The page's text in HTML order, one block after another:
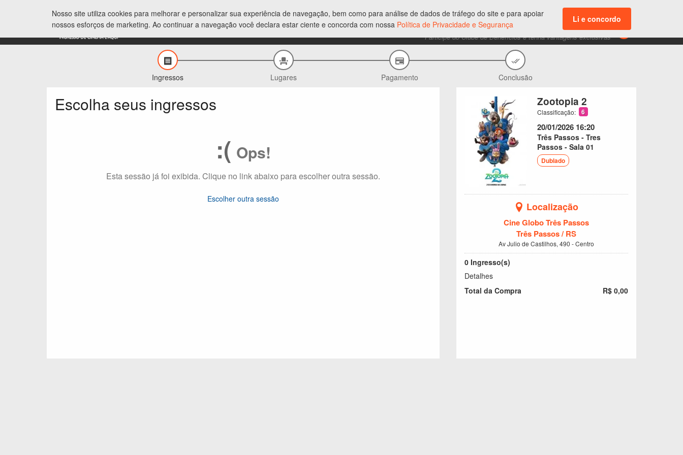
ENTRAR
Acesso aos seus dados e suas compras
CLUBE DE BENEFÍCIOS
Participe do Clube de Benefícios e tenha vantagens exclusivas
Ingressos Lugares Pagamento Conclusão
Escolha seus ingressos
:( Ops!
Esta sessão já foi exibida. Clique no link abaixo para escolher outra sessão.
Escolher outra sessão
Zootopia 2
Classificação: 6
20/01/2026 16:20
Três Passos - Tres
Passos - Sala 01
Dublado
Localização
Cine Globo Três Passos
Três Passos / RS
Av Julio de Castilhos, 490 - Centro
0Ingresso(s)
Detalhes
Total da Compra
R$ 0,00
Nosso site utiliza cookies para melhorar e personalizar sua experiência de navegação, bem como para análise de dados de tráfego do site e para apoiar
nossos esforços de marketing. Ao continuar a navegação você declara estar ciente e concorda com nossa Política de Privacidade e Segurança
Li e concordo